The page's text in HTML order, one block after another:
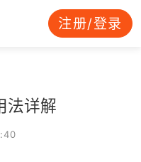
注册/登录
法详解